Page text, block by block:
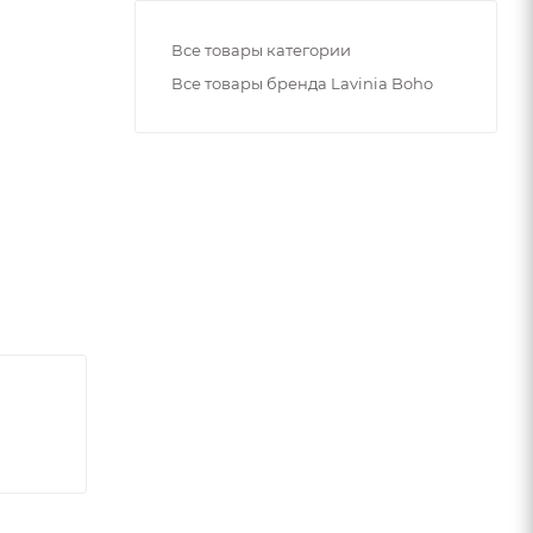
Все товары категории
Все товары бренда Lavinia Boho